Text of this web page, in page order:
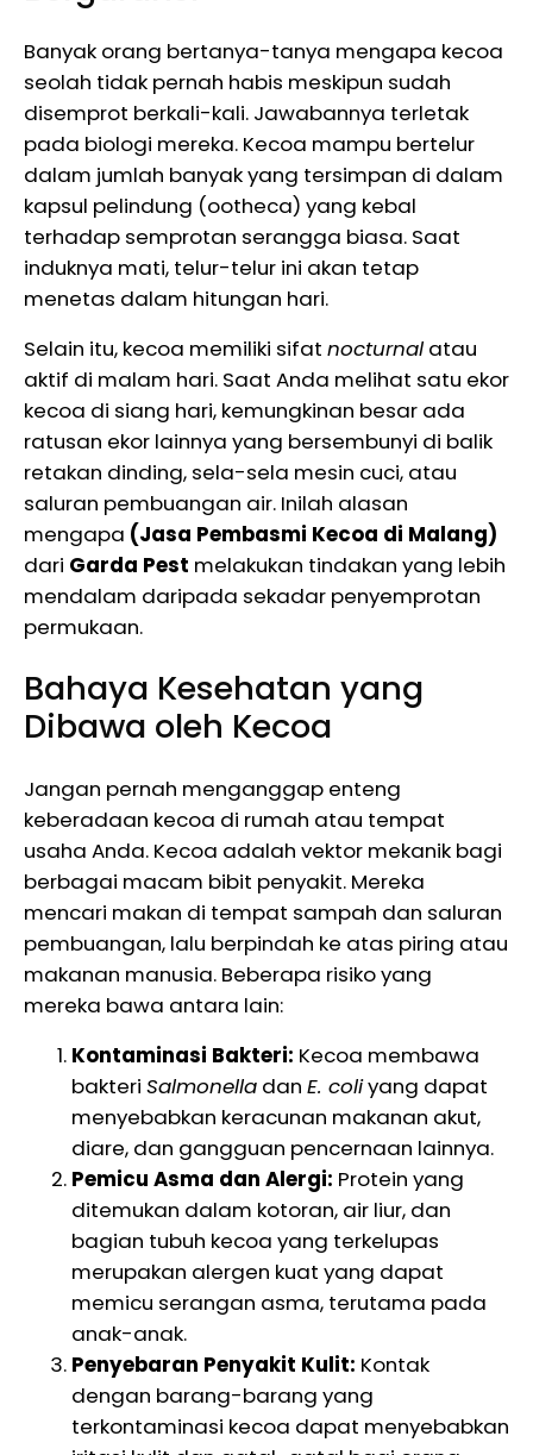
Banyak orang bertanya-tanya mengapa kecoa
seolah tidak pernah habis meskipun sudah
disemprot berkali-kali. Jawabannya terletak
pada biologi mereka. Kecoa mampu bertelur
dalam jumlah banyak yang tersimpan di dalam
kapsul pelindung (ootheca) yang kebal
terhadap semprotan serangga biasa. Saat
induknya mati, telur-telur ini akan tetap
menetas dalam hitungan hari.
Selain itu, kecoa memiliki sifat nocturnal atau
aktif di malam hari. Saat Anda melihat satu ekor
kecoa di siang hari, kemungkinan besar ada
ratusan ekor lainnya yang bersembunyi di balik
retakan dinding, sela-sela mesin cuci, atau
saluran pembuangan air. Inilah alasan
mengapa (Jasa Pembasmi Kecoa di Malang)
dari Garda Pest melakukan tindakan yang lebih
mendalam daripada sekadar penyemprotan
permukaan.
Bahaya Kesehatan yang
Dibawa oleh Kecoa
Jangan pernah menganggap enteng
keberadaan kecoa di rumah atau tempat
usaha Anda. Kecoa adalah vektor mekanik bagi
berbagai macam bibit penyakit. Mereka
mencari makan di tempat sampah dan saluran
pembuangan, lalu berpindah ke atas piring atau
makanan manusia. Beberapa risiko yang
mereka bawa antara lain:
Kontaminasi Bakteri: Kecoa membawa
bakteri Salmonella dan E. coliyang dapat
menyebabkan keracunan makanan akut,
diare, dan gangguan pencernaan lainnya.
Pemicu Asma dan Alergi: Protein yang
ditemukan dalam kotoran, air liur, dan
bagian tubuh kecoa yang terkelupas
merupakan alergen kuat yang dapat
memicu serangan asma, terutama pada
anak-anak.
Penyebaran Penyakit Kulit: Kontak
dengan barang-barang yang
terkontaminasi kecoa dapat menyebabkan